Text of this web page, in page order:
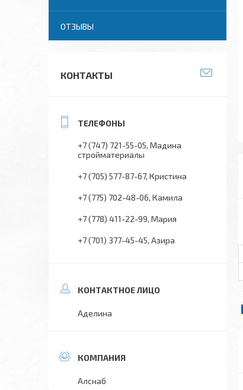
ОТЗЫВЫ
КОНТАКТЫ
+7 (747) 721-55-05 Мадина
стройматериалы
+7 (705) 577-87-67 Кристина
+7 (775) 702-48-06 Камила
+7 (778) 411-22-99 Мария
+7 (701) 377-45-45 Азира
Аделина
Алснаб